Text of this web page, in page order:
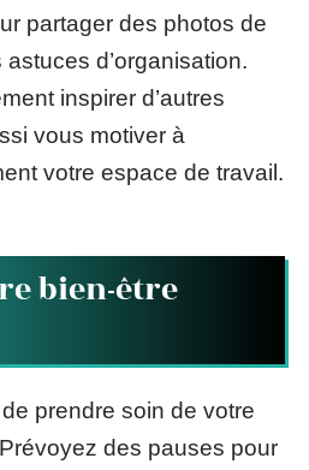
partager des photos de
d’organisation.
inspirer d’autres
vous motiver à
votre espace de travail.
bien-être
prendre soin de votre
des pauses pour